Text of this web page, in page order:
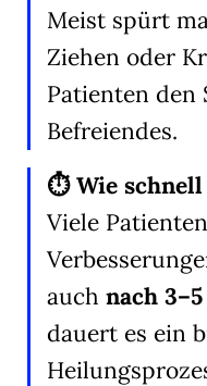
Meist spürt
Ziehen oder
Patienten den
Befreiendes.
⏱️ Wie
Viele
auch nach
dauert es ein